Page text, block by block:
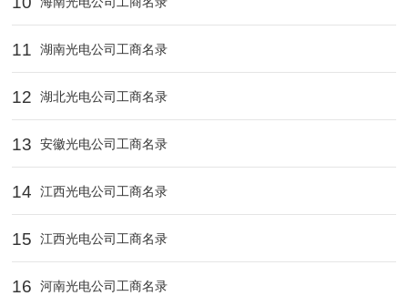
11 湖南光电公司工商名录
12 湖北光电公司工商名录
13 安徽光电公司工商名录
14 江西光电公司工商名录
15 江西光电公司工商名录
16 河南光电公司工商名录